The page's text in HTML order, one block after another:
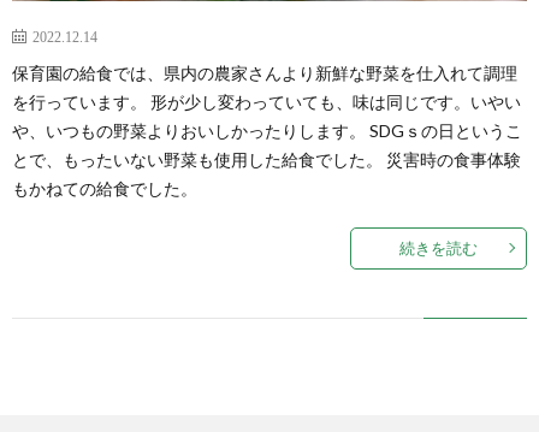
2022.12.14
保育園の給食では、県内の農家さんより新鮮な野菜を仕入れて調理
を行っています。 形が少し変わっていても、味は同じです。いやい
や、いつもの野菜よりおいしかったりします。 SDGｓの日というこ
とで、もったいない野菜も使用した給食でした。 災害時の食事体験
もかねての給食でした。
続きを読む